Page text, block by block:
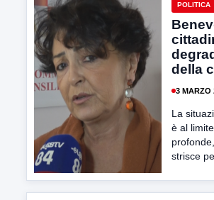
POLITICA
della
3 MARZO
La
è al
strisce